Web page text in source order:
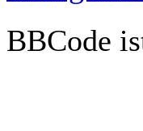
BBCode